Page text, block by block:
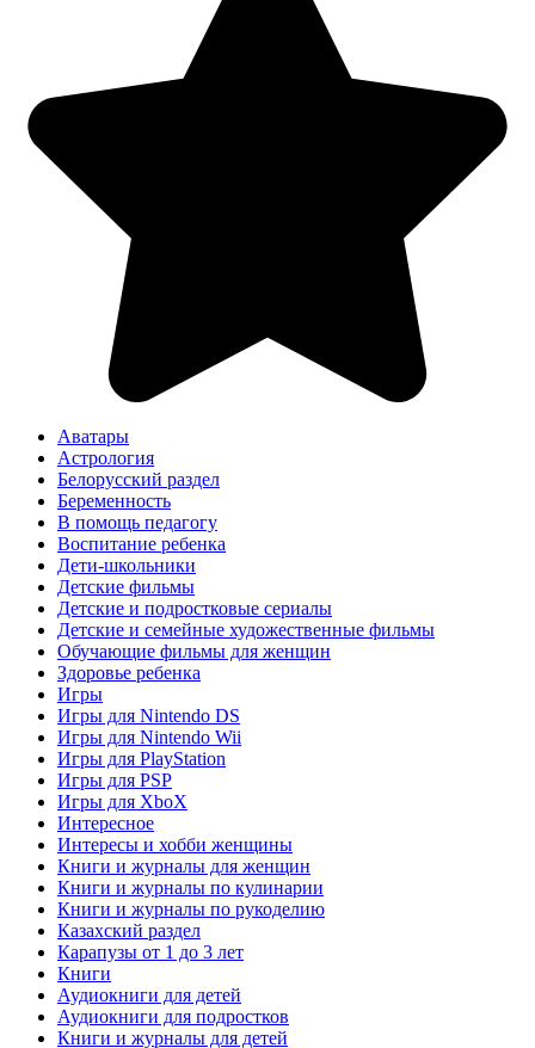
Аватары
Астрология
Белорусский раздел
Беременность
В помощь педагогу
Воспитание ребенка
Дети-школьники
Детские фильмы
Детские и подростковые сериалы
Детские и семейные художественные фильмы
Обучающие фильмы для женщин
Здоровье ребенка
Игры
Игры для Nintendo DS
Игры для Nintendo Wii
Игры для PlayStation
Игры для PSP
Игры для XboX
Интересное
Интересы и хобби женщины
Книги и журналы для женщин
Книги и журналы по кулинарии
Книги и журналы по рукоделию
Казахский раздел
Карапузы от 1 до 3 лет
Книги
Аудиокниги для детей
Аудиокниги для подростков
Книги и журналы для детей